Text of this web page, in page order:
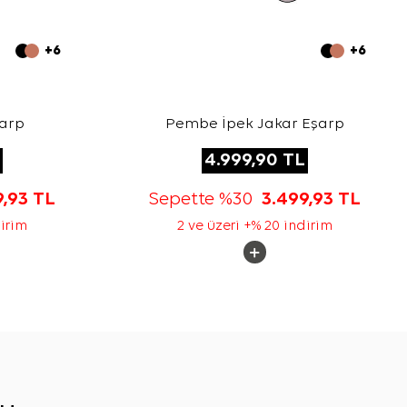
+6
TL
+6
Pembe İpek Jakar Eşarp
4.999,90 TL
Sepette %30 3.499,93 TL
2 ve üzeri +% 20 indirim